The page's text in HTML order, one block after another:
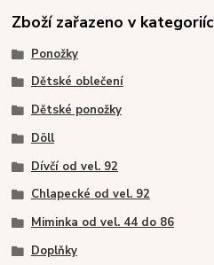
Zboží zařazeno v
Ponožky
Dětské oblečení
Dětské ponožky
Döll
Dívčí od vel. 92
Chlapecké od vel. 92
Miminka od vel. 44 do 86
Doplňky